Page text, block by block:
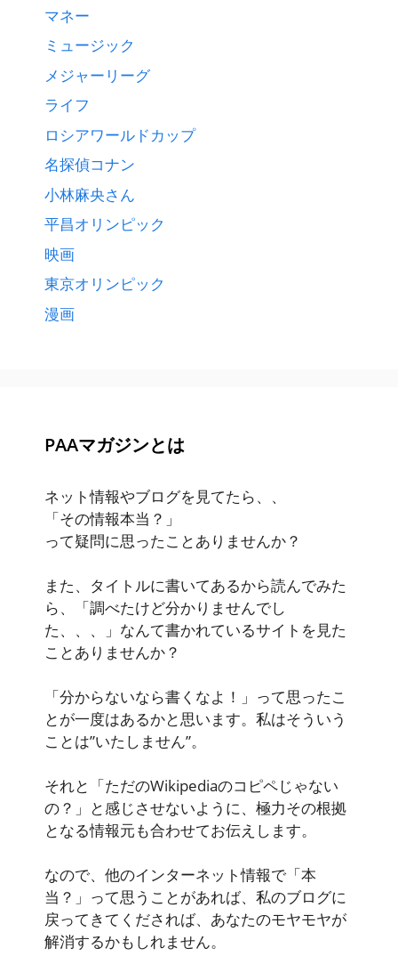
マネー
ミュージック
メジャーリーグ
ライフ
ロシアワールドカップ
名探偵コナン
小林麻央さん
平昌オリンピック
映画
東京オリンピック
漫画
PAAマガジンとは
ネット情報やブログを見てたら、、
「その情報本当？」
って疑問に思ったことありませんか？
また、タイトルに書いてあるから読んでみた
ら、「調べたけど分かりませんでし
た、、、」なんて書かれているサイトを見た
ことありませんか？
「分からないなら書くなよ！」って思ったこ
とが一度はあるかと思います。私はそういう
ことは”いたしません”。
それと「ただのWikipediaのコピペじゃない
の？」と感じさせないように、極力その根拠
となる情報元も合わせてお伝えします。
なので、他のインターネット情報で「本
当？」って思うことがあれば、私のブログに
戻ってきてくだされば、あなたのモヤモヤが
解消するかもしれません。